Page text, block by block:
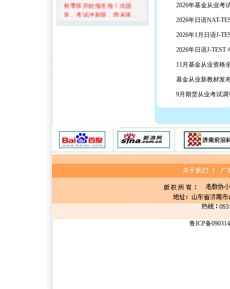
秋季班开始报名啦！出国
班、考试冲刺班、周末班、
期货从业资格考试辅导报名
进行中…
2026年基金从业考
2026年日语NAT-
2026年1月日语J-
2026年日语J-TEST
11月基金从业资格
基金从业新教材发
9月期货从业考试
鲁ICP备